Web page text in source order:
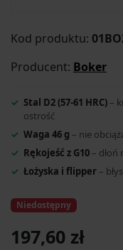
Kod produktu:
Producent: Boker
Stal D2 (57-61 HRC) –
ostrość
Waga 46 g – nie
Rękojeść z G10 – dłoń
Łożyska i flipper –
Niedostępny
197,60 zł